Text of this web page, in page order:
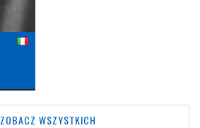
ZOBACZ WSZYSTKICH